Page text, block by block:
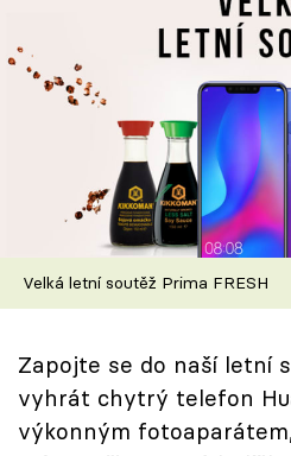
TV Program
Škola vaření
Recepty z TV
Speciál: Cuketa
Těhotnej kuchař
Přihlášení
Velká letní soutěž Prima FRESH
Zapojte se do naší letní
vyhrát chytrý telefon
výkonným